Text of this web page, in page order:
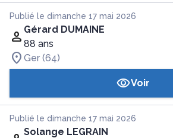
Publié le dimanche 17 mai 2026
Gérard DUMAINE
88 ans
Ger (64)
Voir
Publié le dimanche 17 mai 2026
Solange LEGRAIN